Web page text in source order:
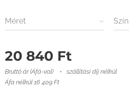
Méret Szín
20 840 Ft
Bruttó ár (Áfá-val)
szállítási díj nélkül
Áfa nélkül 16 409 Ft